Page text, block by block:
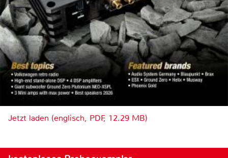
Jetzt laden (englisch, PDF, 12.29 MB)